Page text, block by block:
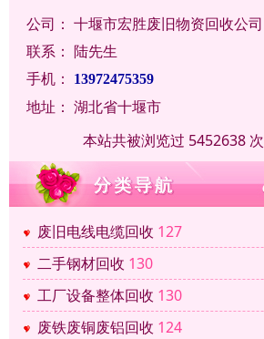
公司： 十堰市宏胜废旧物资回收公司
联系： 陆先生
手机：
13972475359
地址： 湖北省十堰市
本站共被浏览过 5452638 次
废旧电线电缆回收 127
二手钢材回收 130
工厂设备整体回收 130
废铁废铜废铝回收 124